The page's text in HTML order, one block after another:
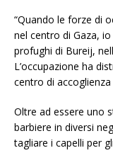
“Quando le forze di
nel centro di Gaza,
profughi di Bureij,
L’occupazione ha
centro di accoglienza
Oltre ad essere uno
barbiere in diversi
tagliare i capelli per